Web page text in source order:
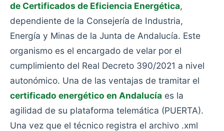
de Certificados de Eficiencia Energética,
dependiente de la Consejería de Industria,
Energía y Minas de la Junta de Andalucía. Este
organismo es el encargado de velar por el
cumplimiento del Real Decreto 390/2021 a nivel
autonómico. Una de las ventajas de tramitar el
certificado energético en Andalucía es la
agilidad de su plataforma telemática (PUERTA).
Una vez que el técnico registra el archivo .xml